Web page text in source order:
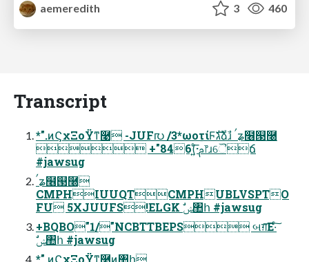
aemeredith
3 460
Transcript
*".ͷϚχΞοΫͳ࿩ -JUF൛ /3*ωοτίϜגࣜձࣾɹ ࠤʑ໦୓࿠
 +"846(͍ͨ͞·ࢧ෦ɹୈճ
#jawsug
ࠤʑ໦୓࿠
CMPHIUUQTCMPHUBLVSPTO
FU 5XJUUFS!ELGK ࣗݾ঺հ #jawsug
+BQBO"1/"NCBTTBEPS બग़͞Ε·ͨ͠
ࣗݾ঺հ #jawsug
*".ͷϚχΞοΫͳ࿩ͷ঺հ